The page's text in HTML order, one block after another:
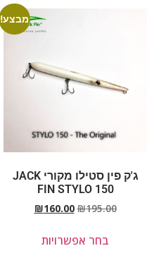
מבצע!
ג'ק פין סטילו מקורי JACK
FIN STYLO 150
₪195.00
₪160.00
בחר אפשרויות